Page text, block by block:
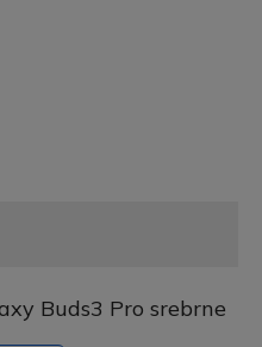
Buds3 Pro srebrne